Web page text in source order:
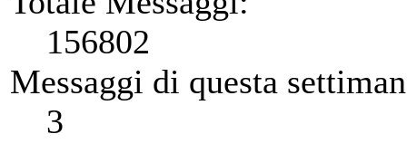
156802
Messaggi di questa
3